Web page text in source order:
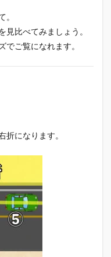
。
見比べてみましょう。
でご覧になれます。
折になります。